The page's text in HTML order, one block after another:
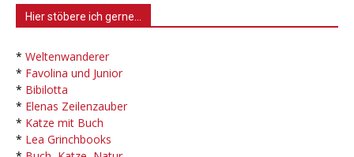
Hier stöbere ich gerne…
* Weltenwanderer
* Favolina und Junior
* Bibilotta
* Elenas Zeilenzauber
* Katze mit Buch
* Lea Grinchbooks